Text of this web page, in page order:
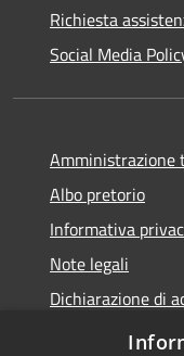
Richiesta
Social Media
Amministrazione
Albo pretorio
Informativa
Note legali
Dichiarazione di
Piano di